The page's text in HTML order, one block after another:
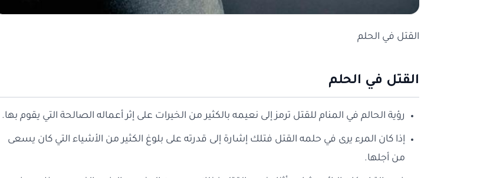
القتل في الحلم
القتل في الحلم
رؤية الحالم في المنام للقتل ترمز إلى نعيمه بالكثير من الخيرات على إثر أعماله الصالحة التي يقوم بها.
إذا كان المرء يرى في حلمه القتل فتلك إشارة إلى قدرته على بلوغ الكثير من الأشياء التي كان يسعى
من أجلها.